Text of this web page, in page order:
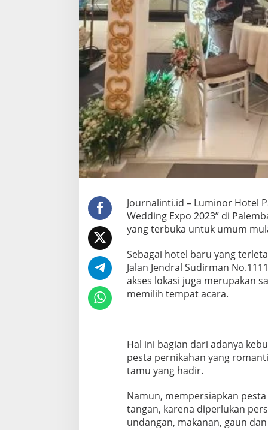
i
n
n
e
r
Journalinti.id – Luminor Hotel
Wedding Expo 2023” di
yang terbuka untuk umum
Sebagai hotel baru yang
Jalan Jendral Sudirman
akses lokasi juga merupakan
memilih tempat acara.
Hal ini bagian dari adanya
pesta pernikahan yang
tamu yang hadir.
Namun, mempersiapkan
tangan, karena diperlukan
undangan, makanan, gaun